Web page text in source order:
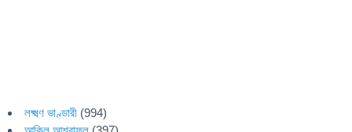
লক্ষ্মণ ভাণ্ডারী (994)